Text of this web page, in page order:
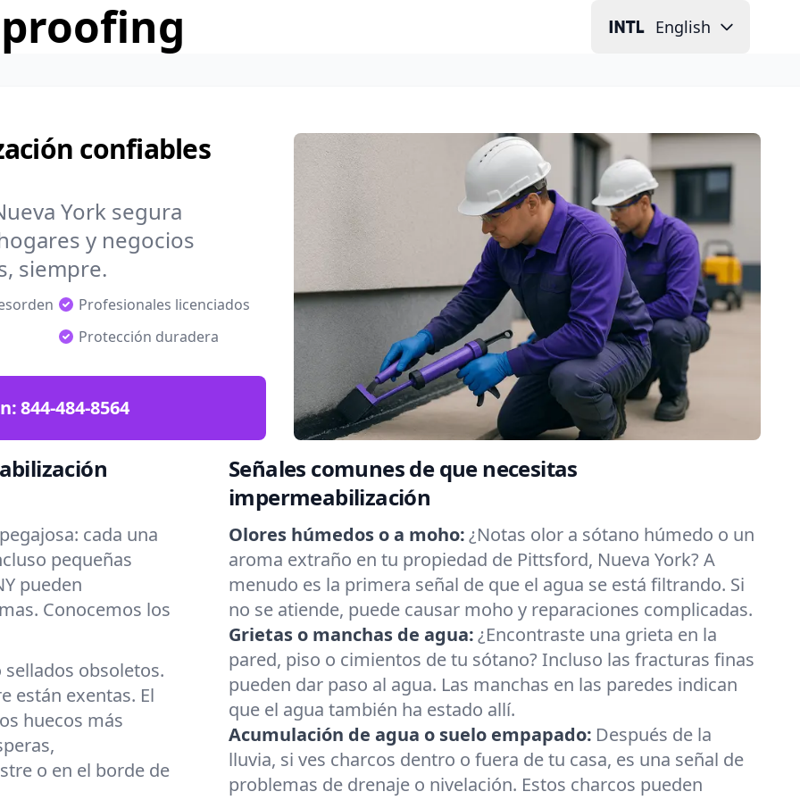
English
confiables
York segura
y negocios
siempre.
Profesionales licenciados
Protección duradera
844-484-8564
cada una
pequeñas
pueden
Conocemos los
obsoletos.
están exentas. El
huecos más
o en el borde de
Señales comunes de que necesitas
impermeabilización
Olores húmedos o a moho:¿Notas olor a sótano húmedo o un
aroma extraño en tu propiedad de Pittsford, Nueva York? A
menudo es la primera señal de que el agua se está filtrando. Si
no se atiende, puede causar moho y reparaciones complicadas.
Grietas o manchas de agua:¿Encontraste una grieta en la
pared, piso o cimientos de tu sótano? Incluso las fracturas finas
pueden dar paso al agua. Las manchas en las paredes indican
que el agua también ha estado allí.
Acumulación de agua o suelo empapado: Después de la
lluvia, si ves charcos dentro o fuera de tu casa, es una señal de
problemas de drenaje o nivelación. Estos charcos pueden